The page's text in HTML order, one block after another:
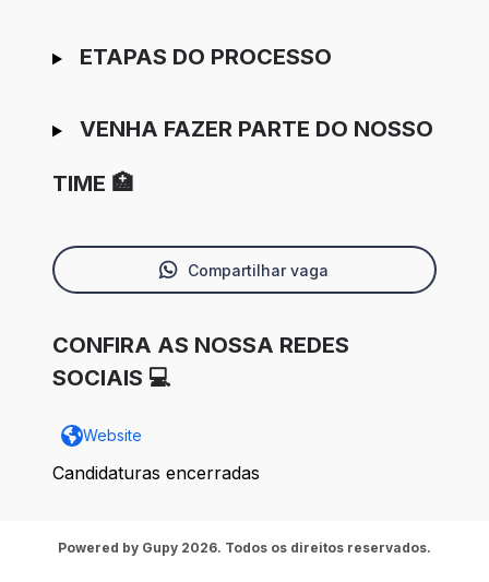
ETAPAS DO PROCESSO
VENHA FAZER PARTE DO NOSSO
TIME 🏥
Compartilhar vaga
CONFIRA AS NOSSA REDES
SOCIAIS 💻
Website
Candidaturas encerradas
Powered by Gupy 2026. Todos os direitos reservados.